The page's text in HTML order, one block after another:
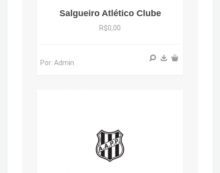
Salgueiro Atlético Clube
R$0,00
Por: Admin